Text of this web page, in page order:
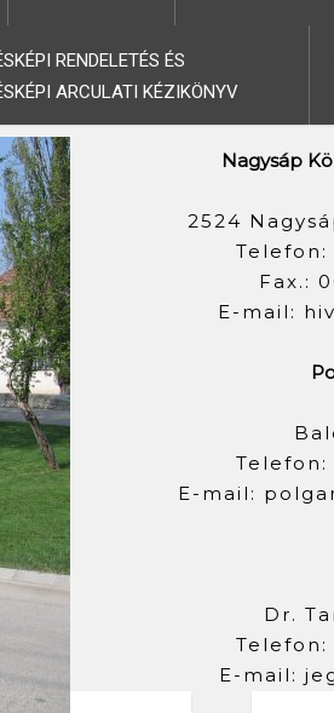
RENDELETÉS ÉS
ARCULATI KÉZIKÖNYV
Nagysáp
2524
Telefon:
Fax.:
E-mail:
Telefon:
E-mail:
Dr.
Telefon:
E-mail: